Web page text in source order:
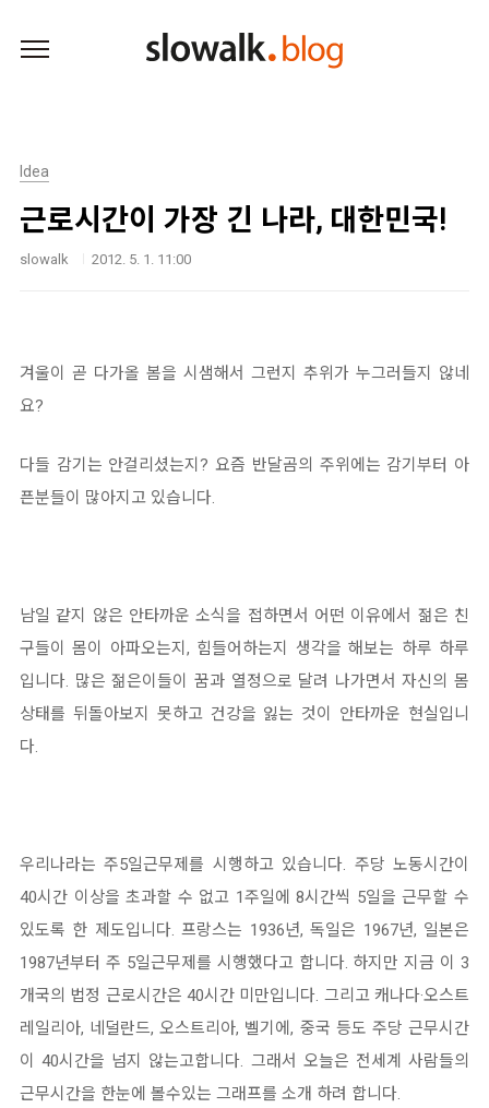
Idea
근로시간이 가장 긴 나라, 대한민국!
slowalk 2012. 5. 1. 11:00
겨울이 곧 다가올 봄을 시샘해서 그런지 추위가 누그러들지 않네
요?
다들 감기는 안걸리셨는지? 요즘 반달곰의 주위에는 감기부터 아
픈분들이 많아지고 있습니다.
남일 같지 않은 안타까운 소식을 접하면서 어떤 이유에서 젊은 친
구들이 몸이 아파오는지, 힘들어하는지 생각을 해보는 하루 하루
입니다. 많은 젊은이들이 꿈과 열정으로 달려 나가면서 자신의 몸
상태를 뒤돌아보지 못하고 건강을 잃는 것이 안타까운 현실입니
다.
우리나라는 주5일근무제를 시행하고 있습니다. 주당 노동시간이
40시간 이상을 초과할 수 없고 1주일에 8시간씩 5일을 근무할 수
있도록 한 제도입니다. 프랑스는 1936년, 독일은 1967년, 일본은
1987년부터 주 5일근무제를 시행했다고 합니다. 하지만 지금 이 3
개국의 법정 근로시간은 40시간 미만입니다. 그리고 캐나다·오스트
레일리아, 네덜란드, 오스트리아, 벨기에, 중국 등도 주당 근무시간
이 40시간을 넘지 않는고합니다. 그래서 오늘은 전세계 사람들의
근무시간을 한눈에 볼수있는 그래프를 소개 하려 합니다.